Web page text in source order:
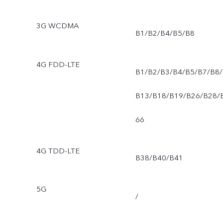
3G WCDMA
B1/B2/B4/B5/B8
4G FDD-LTE
B1/B2/B3/B4/B5/B7/B8/
B13/B18/B19/B26/B28/
66
4G TDD-LTE
B38/B40/B41
5G
/